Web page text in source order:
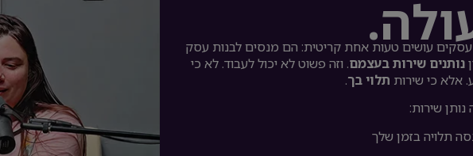
עסקים עושים טעות אחת קריטית: הם מנסים לבנות עסק
נותנים שירות בעצמם. וזה פשוט לא יכול לעבוד. לא כי
אלא כי שירות תלוי בך.
שירות:
תלויה בזמן שלך